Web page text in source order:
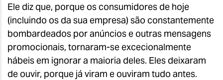
Ele diz que, porque os consumidores de hoje
(incluindo os da sua empresa) são constantemente
bombardeados por anúncios e outras mensagens
promocionais, tornaram-se excecionalmente
hábeis em ignorar a maioria deles. Eles deixaram
de ouvir, porque já viram e ouviram tudo antes.